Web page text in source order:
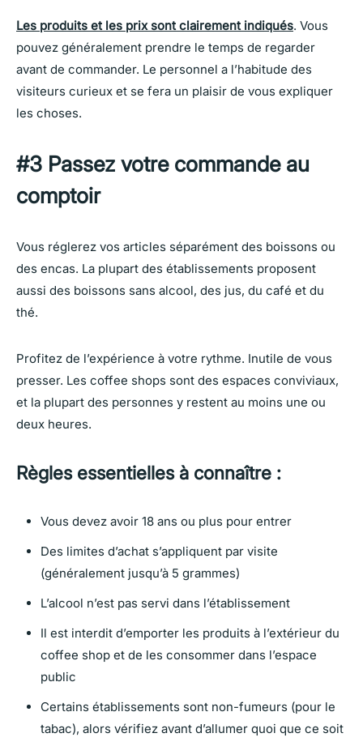
Les produits et les prix sont clairement indiqués. Vous
pouvez généralement prendre le temps de regarder
avant de commander. Le personnel a l’habitude des
visiteurs curieux et se fera un plaisir de vous expliquer
les choses.
#3 Passez votre commande au
comptoir
Vous réglerez vos articles séparément des boissons ou
des encas. La plupart des établissements proposent
aussi des boissons sans alcool, des jus, du café et du
thé.
Profitez de l’expérience à votre rythme. Inutile de vous
presser. Les coffee shops sont des espaces conviviaux,
et la plupart des personnes y restent au moins une ou
deux heures.
Règles essentielles à connaître :
Vous devez avoir 18 ans ou plus pour entrer
Des limites d’achat s’appliquent par visite
(généralement jusqu’à 5 grammes)
L’alcool n’est pas servi dans l’établissement
Il est interdit d’emporter les produits à l’extérieur du
coffee shop et de les consommer dans l’espace
public
Certains établissements sont non-fumeurs (pour le
tabac), alors vérifiez avant d’allumer quoi que ce soit